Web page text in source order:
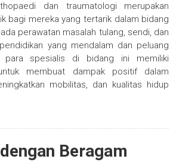
dan traumatologi merupakan
bagi mereka yang tertarik dalam bidang
perawatan masalah tulang, sendi, dan
yang mendalam dan peluang
para spesialis di bidang ini memiliki
membuat dampak positif dalam
mobilitas, dan kualitas hidup
Beragam